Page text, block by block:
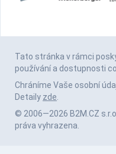
Tato stránka v rámci
používání a dostupnosti
Chráníme Vaše osobní
Detaily zde
© 2006—2026 B2M.CZ
práva vyhrazena.